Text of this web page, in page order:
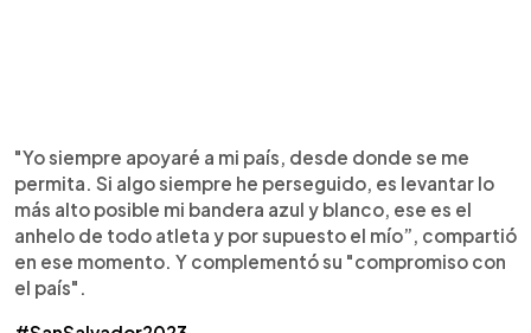
"Yo siempre apoyaré a mi país, desde donde se me
permita. Si algo siempre he perseguido, es levantar lo
más alto posible mi bandera azul y blanco, ese es el
anhelo de todo atleta y por supuesto el mío”, compartió
en ese momento. Y complementó su "compromiso con
el país".